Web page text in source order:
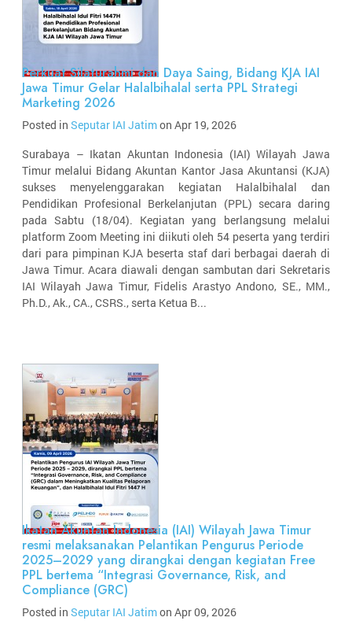
Perkuat Silaturahmi dan Daya Saing, Bidang KJA IAI
Jawa Timur Gelar Halalbihalal serta PPL Strategi
Marketing 2026
Posted in Seputar IAI Jatimon Apr 19, 2026
Surabaya – Ikatan Akuntan Indonesia (IAI) Wilayah Jawa
Timur melalui Bidang Akuntan Kantor Jasa Akuntansi (KJA)
sukses menyelenggarakan kegiatan Halalbihalal dan
Pendidikan Profesional Berkelanjutan (PPL) secara daring
pada Sabtu (18/04). Kegiatan yang berlangsung melalui
platform Zoom Meeting ini diikuti oleh 54 peserta yang terdiri
dari para pimpinan KJA beserta staf dari berbagai daerah di
Jawa Timur. Acara diawali dengan sambutan dari Sekretaris
IAI Wilayah Jawa Timur, Fidelis Arastyo Andono, SE., MM.,
Ph.D., Ak., CA., CSRS., serta Ketua B...
Ikatan Akuntan Indonesia (IAI) Wilayah Jawa Timur
resmi melaksanakan Pelantikan Pengurus Periode
2025–2029 yang dirangkai dengan kegiatan Free
PPL bertema “Integrasi Governance, Risk, and
Compliance (GRC)
Posted in Seputar IAI Jatimon Apr 09, 2026